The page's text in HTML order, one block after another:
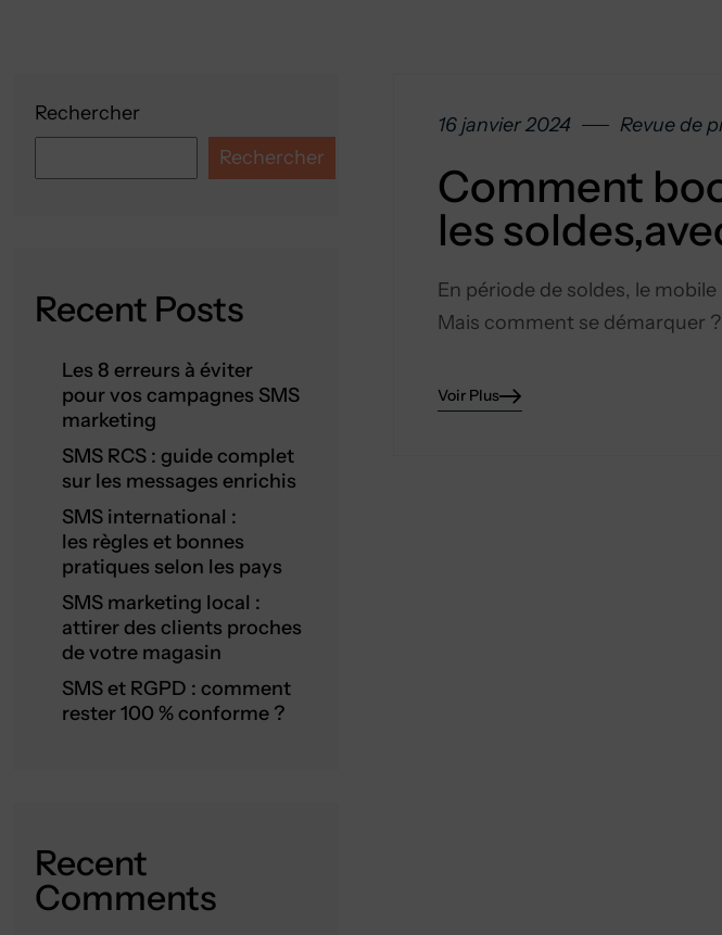
Rechercher
Rechercher
Recent Posts
Les 8 erreurs à éviter
pour vos campagnes SMS
marketing
SMS RCS : guide complet
sur les messages enrichis
SMS international :
les règles et bonnes
pratiques selon les pays
SMS marketing local :
attirer des clients proches
de votre magasin
SMS et RGPD : comment
rester 100 % conforme ?
Recent
Comments
16 janvier 2024 Revue de
Comment
les
En période de soldes, le
Mais comment se démarquer
Voir Plus